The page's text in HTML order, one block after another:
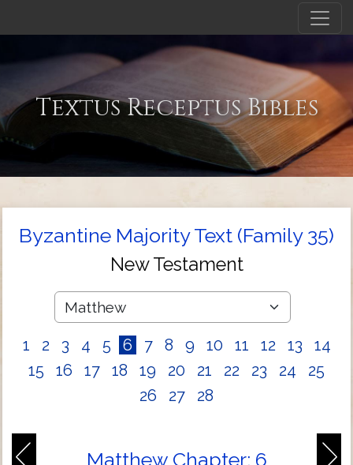
Textus Receptus Bibles
Byzantine Majority Text (Family 35)
New Testament
1 2 3 4 5 6 7 8 9 10 11 12 13
14
15
16 17 18 19 20 21 22 23 24
25
26
27 28
Matthew Chapter: 6